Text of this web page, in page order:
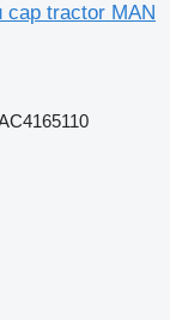
cap tractor MAN